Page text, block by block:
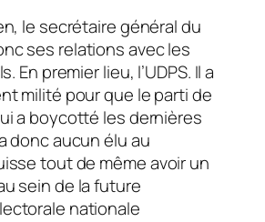
le secrétaire général du
ses relations avec les
En premier lieu, l’UDPS. Il a
milité pour que le parti de
a boycotté les dernières
donc aucun élu au
tout de même avoir un
sein de la future
nationale